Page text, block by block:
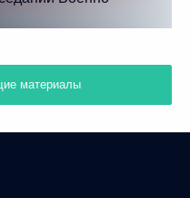
материалы